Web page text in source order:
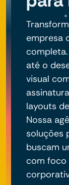
empresa
até o
visual
layouts
Nossa
soluções
buscam
com foco